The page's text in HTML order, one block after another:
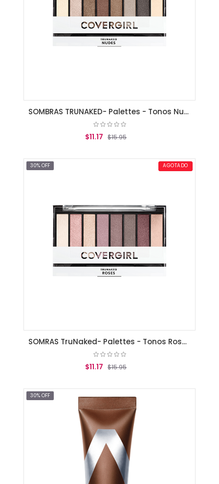
SOMBRAS TRUNAKED- Palettes - Tonos Nudes
$11.17 $15.95
30% OFF AGOTADO
SOMRAS TruNaked- Palettes - Tonos Roses
$11.17 $15.95
AGREGAR AL CARRITO
30% OFF